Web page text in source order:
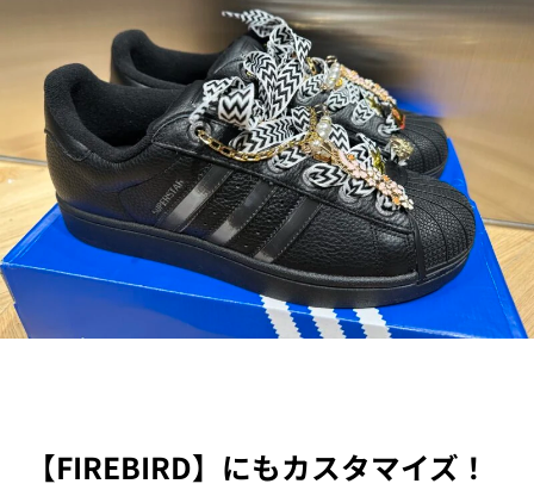
【FIREBIRD】にもカスタマイズ！